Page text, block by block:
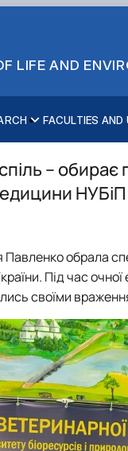
LIFE AND
FACULTIES AND
–
НУБіП
Павленкообрала
Під час
своїми